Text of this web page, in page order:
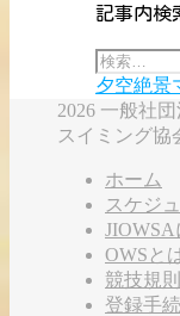
記事内検
夕空絶景
2026 一般社
スイミング協
ホーム
スケジ
OWSと
競技規則
登録手